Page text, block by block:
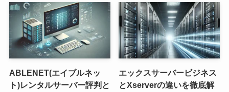
ABLENET(エイブルネッ
ト)レンタルサーバー評判と
エックスサーバービジネス
とXserverの違いを徹底解